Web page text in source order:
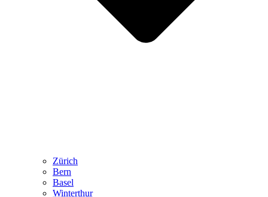
Zürich
Bern
Basel
Winterthur